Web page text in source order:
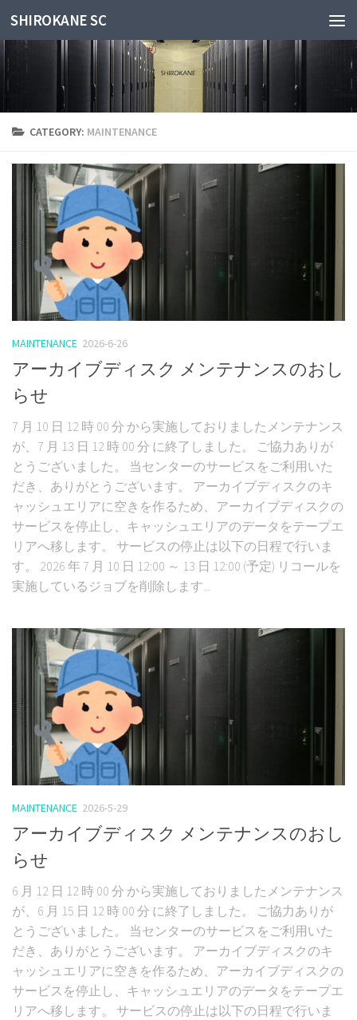
Skip to content
SHIROKANE SC
CATEGORY: MAINTENANCE
MAINTENANCE 2026-6-26
アーカイブディスク メンテナンスのおし
らせ
7 月 10 日 12 時 00 分 から実施しておりましたメンテナンス
が、7 月 13 日 12 時 00 分 に終了しました。 ご協力ありが
とうございました。 当センターのサービスをご利用いた
だき、ありがとうございます。 アーカイブディスクのキ
ャッシュエリアに空きを作るため、アーカイブディスクの
サービスを停止し、キャッシュエリアのデータをテープエ
リアへ移します。 サービスの停止は以下の日程で行いま
す。 2026 年 7 月 10 日 12:00 ～ 13 日 12:00 (予定) リコールを
実施しているジョブを削除します...
MAINTENANCE 2026-5-29
アーカイブディスク メンテナンスのおし
らせ
6 月 12 日 12 時 00 分 から実施しておりましたメンテナンス
が、6 月 15 日 12 時 00 分 に終了しました。 ご協力ありが
とうございました。 当センターのサービスをご利用いた
だき、ありがとうございます。 アーカイブディスクのキ
ャッシュエリアに空きを作るため、アーカイブディスクの
サービスを停止し、キャッシュエリアのデータをテープエ
リアへ移します。 サービスの停止は以下の日程で行いま